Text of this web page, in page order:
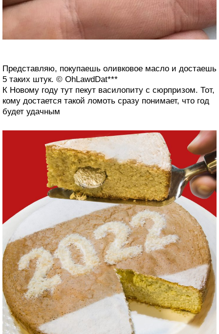
Представляю, покупаешь оливковое масло и достаешь
5 таких штук. © OhLawdDat***
К Новому году тут пекут василопиту с сюрпризом. Тот,
кому достается такой ломоть сразу понимает, что год
будет удачным